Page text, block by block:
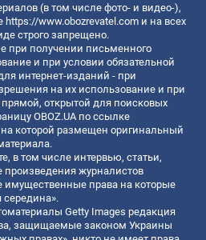
(в том числе фото- и видео-),
https://www.obozrevatel.com и на всех
строго запрещено.
при получении письменного
и при условии обязательной
интернет-изданий - при
на их использование и при
открытой для поисковых
OBOZ.UA по ссылке
на которой размещен оригинальный
в том числе интервью, статьи,
журналистов
права на которые
Getty Images редакция
защищаемые законом Украины